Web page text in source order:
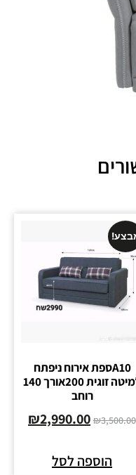
A10ספת אירוח ניפתח
למיטה זוגית 200אורך 140
רוחב
₪3,500.00
₪2,990.00
הוספה לסל